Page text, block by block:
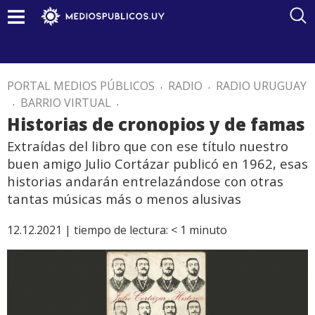
PORTAL MEDIOS PÚBLICOS . RADIO . RADIO URUGUAY
. BARRIO VIRTUAL .
Historias de cronopios y de famas
Extraídas del libro que con ese título nuestro
buen amigo Julio Cortázar publicó en 1962, esas
historias andarán entrelazándose con otras
tantas músicas más o menos alusivas
12.12.2021 | tiempo de lectura: < 1 minuto